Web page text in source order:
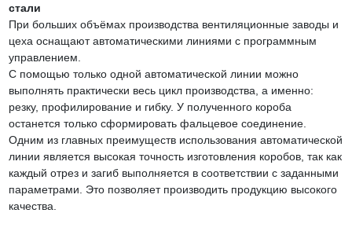
стали
При больших объёмах производства вентиляционные заводы и
цеха оснащают автоматическими линиями с программным
управлением.
С помощью только одной автоматической линии можно
выполнять практически весь цикл производства, а именно:
резку, профилирование и гибку. У полученного короба
останется только сформировать фальцевое соединение.
Одним из главных преимуществ использования автоматической
линии является высокая точность изготовления коробов, так как
каждый отрез и загиб выполняется в соответствии с заданными
параметрами. Это позволяет производить продукцию высокого
качества.